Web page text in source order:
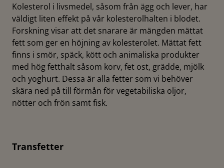
Kolesterol i livsmedel, såsom från ägg och lever, har
väldigt liten effekt på vår kolesterolhalten i blodet.
Forskning visar att det snarare är mängden mättat
fett som ger en höjning av kolesterolet. Mättat fett
finns i smör, späck, kött och animaliska produkter
med hög fetthalt såsom korv, fet ost, grädde, mjölk
och yoghurt. Dessa är alla fetter som vi behöver
skära ned på till förmån för vegetabiliska oljor,
nötter och frön samt fisk.
Transfetter